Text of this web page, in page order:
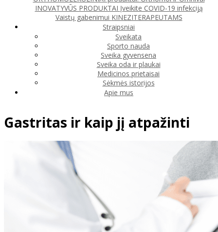
INOVATYVŪS PRODUKTAI Įveikite COVID-19 infekciją
Vaistų gabenimui KINEZITERAPEUTAMS
Straipsniai
Sveikata
Sporto nauda
Sveika gyvensena
Sveika oda ir plaukai
Medicinos prietaisai
Sėkmės istorijos
Apie mus
Gastritas ir kaip jį atpažinti